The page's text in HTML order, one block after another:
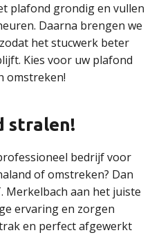
plafond grondig en vullen
Daarna brengen we
het stucwerk beter
Kies voor uw plafond
omstreken!
stralen!
bedrijf voor
of omstreken? Dan
Merkelbach aan het juiste
ervaring en zorgen
en perfect afgewerkt